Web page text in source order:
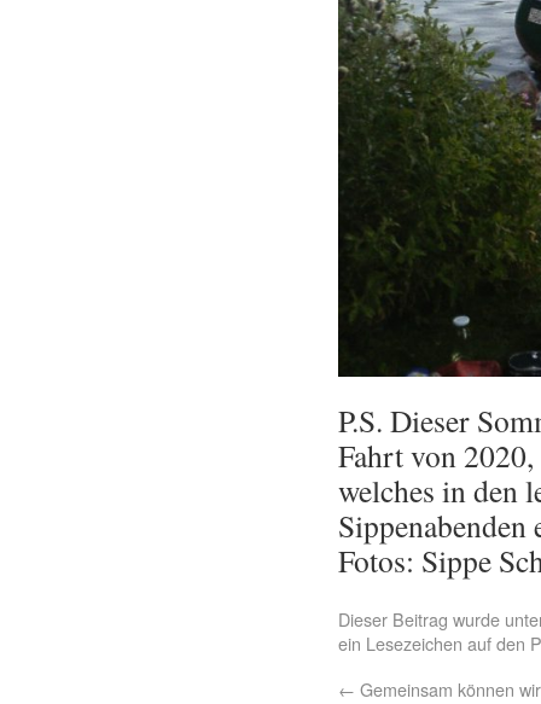
P.S. Dieser
Fahrt von
welches in den
Sippenabenden
Fotos: Sippe
кредитные карты
Dieser Beitrag wurde
ein Lesezeichen auf den
← Gemeinsam können